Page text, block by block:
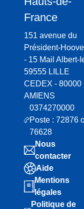
France
151 avenue du
Président-
- 15 Mail Albert-
59555 LILLE
CEDEX - 80000
AMIENS
0374270000
Poste : 72876
76628
Nous
contacter
Aide
Mentions
légales
Politique de